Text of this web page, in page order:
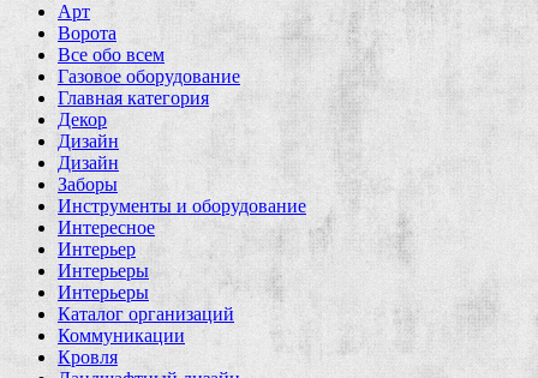
Арт
Ворота
Все обо всем
Газовое оборудование
Главная категория
Декор
Дизайн
Дизайн
Заборы
Инструменты и оборудование
Интересное
Интерьер
Интерьеры
Интерьеры
Каталог организаций
Коммуникации
Кровля